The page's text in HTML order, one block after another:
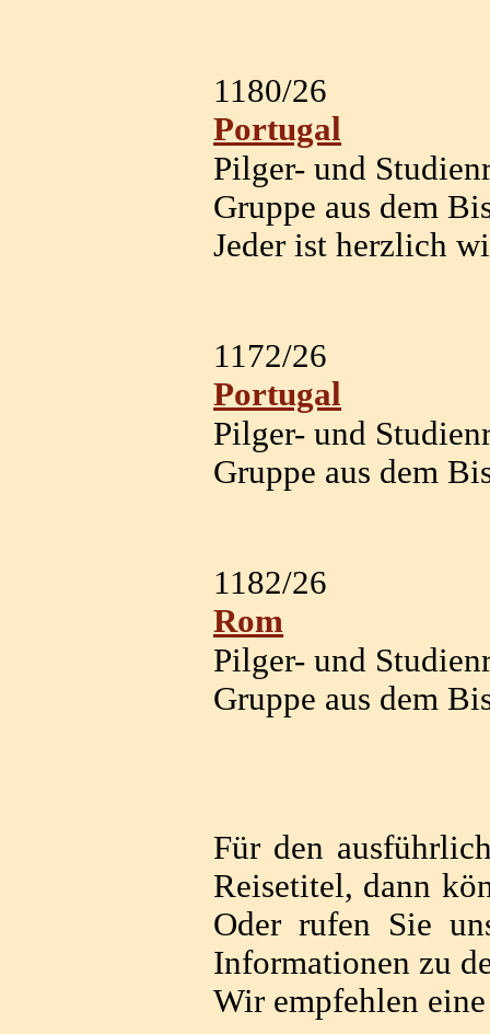
1180/26
Portugal
Pilger- und
Gruppe aus dem
Jeder ist herzlich
1172/26
Portugal
Pilger- und
Gruppe aus dem
1182/26
Rom
Pilger- und
Gruppe aus dem
Für den
Reisetitel, dann
Oder rufen Sie
Informationen zu
Wir empfehlen